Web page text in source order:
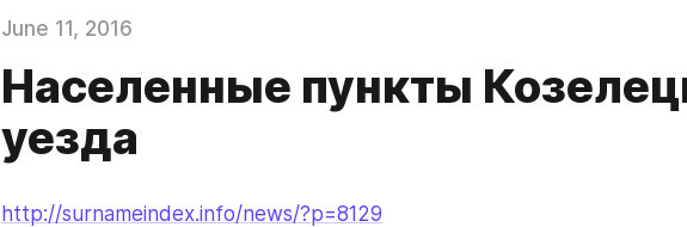
June 11, 2016
Населенные пункты
уезда
http://surnameindex.info/news/?p=8129